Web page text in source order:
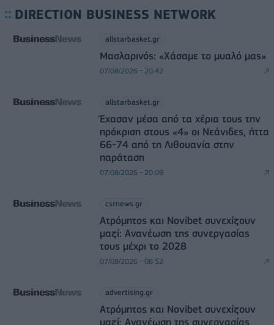
DIRECTION BUSINESS NETWORK
allstarbasket.gr
Μασλαρινός: «Χάσαμε το μυαλό μας»
07/08/2026 - 20:42
allstarbasket.gr
Έχασαν μέσα από τα χέρια τους την
πρόκριση στους «4» οι Νεάνιδες, ήττα
66-74 από τη Λιθουανία στην
παράταση
07/08/2026 - 20:09
csrnews.gr
Ατρόμητος και Novibet συνεχίζουν
μαζί: Ανανέωση της συνεργασίας
τους μέχρι το 2028
07/08/2026 - 08:52
advertising.gr
Ατρόμητος και Novibet συνεχίζουν
μαζί: Ανανέωση της συνεργασίας